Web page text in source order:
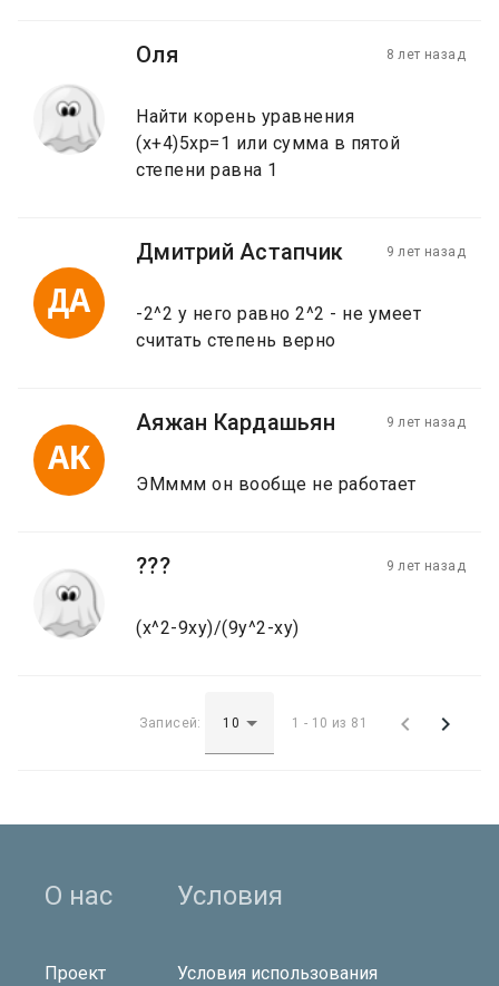
Оля 8 лет назад
Найти корень уравнения
(х+4)5хр=1 или сумма в пятой
степени равна 1
ДА
Дмитрий Астапчик 9 лет назад
-2^2 у него равно 2^2 - не умеет
считать степень верно
АК
Аяжан Кардашьян 9 лет назад
ЭМммм он вообще не работает
??? 9 лет назад
(x^2-9xy)/(9y^2-xy)
Записей: 1 - 10 из 81  
О нас
Проект
Условия
Условия использования